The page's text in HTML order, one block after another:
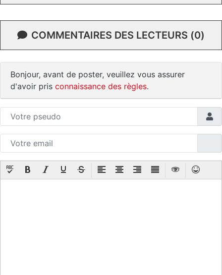
COMMENTAIRES DES LECTEURS (0)
Bonjour, avant de poster, veuillez vous assurer
d'avoir pris connaissance des règles.